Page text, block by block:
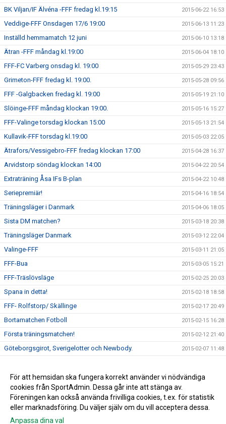
BK Viljan/IF Älvéna -FFF fredag kl.19:15 2015-06-22 16:53
Veddige-FFF Onsdagen 17/6 19:00 2015-06-13 11:23
Inställd hemmamatch 12 juni 2015-06-10 13:18
Ätran -FFF måndag kl.19:00 2015-06-04 18:10
FFF-FC Varberg onsdag kl. 19:00 2015-05-29 23:43
Grimeton-FFF fredag kl. 19:00. 2015-05-28 09:56
FFF -Galgbacken fredag kl. 19:00 2015-05-19 21:10
Slöinge-FFF måndag klockan 19:00. 2015-05-16 15:27
FFF-Valinge torsdag klockan 15:00 2015-05-13 21:54
Kullavik-FFF torsdag kl.19:00 2015-05-03 22:05
Ätrafors/Vessigebro-FFF fredag klockan 17:00 2015-04-28 16:37
Arvidstorp söndag klockan 14:00 2015-04-22 20:54
Extraträning Åsa IFs B-plan 2015-04-22 10:48
Seriepremiär! 2015-04-16 18:54
Träningsläger i Danmark 2015-04-06 18:05
Sista DM matchen? 2015-03-18 20:38
Träningsläger Danmark 2015-03-12 22:04
Valinge-FFF 2015-03-11 21:05
FFF-Bua 2015-03-05 15:21
FFF-Träslövsläge 2015-02-25 20:03
Spana in detta! 2015-02-18 18:58
FFF- Rolfstorp/ Skällinge 2015-02-17 20:49
Bortamatchen Fotboll 2015-02-15 16:28
Första träningsmatchen! 2015-02-12 21:40
Göteborgsgirot, Sverigelotter och Newbody. 2015-02-07 11:48
Spelarmöte 2015-01-31 12:22
En alldeles ny hemsida! 2015-01-28 17:33
För att hemsidan ska fungera korrekt använder vi nödvändiga
cookies från SportAdmin. Dessa går inte att stänga av.
Föreningen kan också använda frivilliga cookies, t.ex. för statistik
eller marknadsföring. Du väljer själv om du vill acceptera dessa.
Anpassa dina val